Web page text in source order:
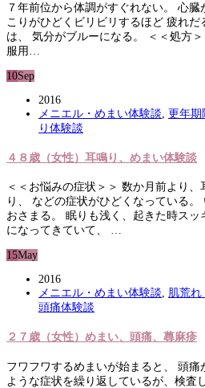
７年前位から体調がすぐれない。 心
こりがひどくビリビリするほど 疲れ
は、 気分がブルーになる。 ＜＜処方
服用…
10Sep
2016
メニエル・めまい体験談, 更年期
り体験談
４８歳（女性）耳鳴り、めまい体験談
＜＜お悩みの症状＞＞ 数か月前より
り、 などの症状がひどくなっている
おさまる。 眠りも浅く、起きた時ス
になってきていて、 …
15May
2016
メニエル・めまい体験談, 肌荒れ
頭痛体験談
２７歳（女性）めまい、頭痛、蕁麻疹
フワフワするめまいが始まると、 頭痛
ような症状を繰り返しているが、検査